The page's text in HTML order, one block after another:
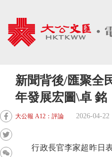
新聞背後/匯聚全
年發展宏圖\卓 銘
大公報 A12：評論 2026-04-22
行政長官李家超昨日表